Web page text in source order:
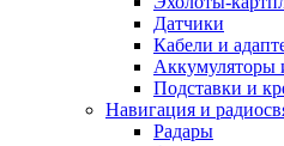
Датчики
Кабели и
Аккумуляторы
Подставки и
Навигация и
Радары